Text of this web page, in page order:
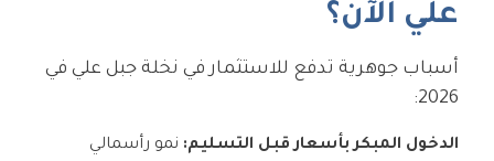
علي الآن؟
أسباب جوهرية تدفع للاستثمار في نخلة جبل علي في
2026:
الدخول المبكر بأسعار قبل التسليم: نمو رأسمالي